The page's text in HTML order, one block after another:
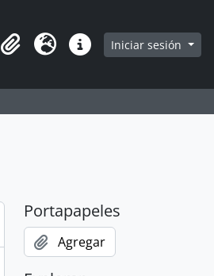
Portapapeles
Idioma Enlaces rápidos
Iniciar sesión
Portapapeles
Agregar